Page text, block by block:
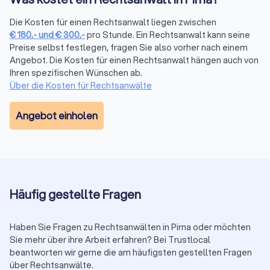
zusammen. So sehen Sie auf einen Blick, wie andere
Mandanten die Kommunikation, Erfolgsquote und Betreuung
bewerten, ohne verschiedene Websites durchsuchen zu
müssen.
Erstberatung nutzen
Viele Anwälte bieten eine Erstberatung an, um Ihren Fall zu
Kompetenz und das persönliche Auftreten des Anwalts zu
Auf Transparenz und Kommunikation achten
Ein guter Anwalt erklärt verständlich, wie er Ihren Fall
Die Kosten für einen Rechtsanwalt liegen zwischen
€180,-und€300,-pro Stunde. Ein Rechtsanwalt kann seine
Preise selbst festlegen, fragen Sie also vorher nach einem
Angebot. Die Kosten für einen Rechtsanwalt hängen auch von
Ihren spezifischen Wünschen ab.
Über die Kosten für Rechtsanwälte
Angebot einholen
Häufig gestellte Fragen
Haben Sie Fragen zu Rechtsanwälten in Pirna oder möchten
Sie mehr über ihre Arbeit erfahren? Bei Trustlocal
beantworten wir gerne die am häufigsten gestellten Fragen
über Rechtsanwälte.